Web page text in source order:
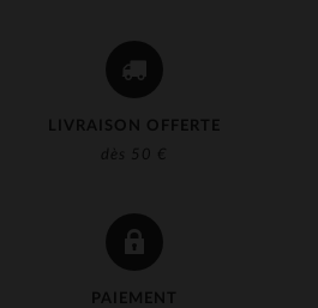
LIVRAISON OFFERTE
dès 50 €
PAIEMENT